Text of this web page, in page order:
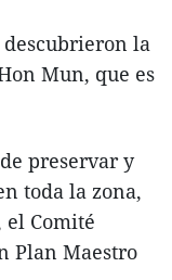
descubrieron la
Mun, que es
preservar y
toda la zona,
el Comité
Plan Maestro